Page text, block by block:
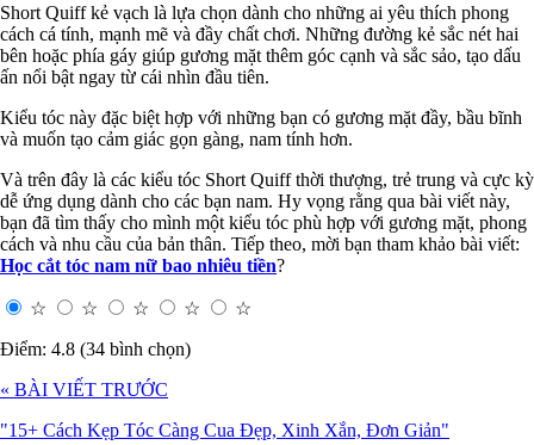
Short Quiff kẻ vạch là lựa chọn dành cho những ai yêu thích phong
cách cá tính, mạnh mẽ và đầy chất chơi. Những đường kẻ sắc nét hai
bên hoặc phía gáy giúp gương mặt thêm góc cạnh và sắc sảo, tạo dấu
ấn nổi bật ngay từ cái nhìn đầu tiên.
Kiểu tóc này đặc biệt hợp với những bạn có gương mặt đầy, bầu bĩnh
và muốn tạo cảm giác gọn gàng, nam tính hơn.
Và trên đây là các kiểu tóc Short Quiff thời thượng, trẻ trung và cực kỳ
dễ ứng dụng dành cho các bạn nam. Hy vọng rằng qua bài viết này,
bạn đã tìm thấy cho mình một kiểu tóc phù hợp với gương mặt, phong
cách và nhu cầu của bản thân. Tiếp theo, mời bạn tham khảo bài viết:
Học cắt tóc nam nữ bao nhiêu tiền?
☆ ☆ ☆ ☆
☆
Điểm: 4.8 (34 bình chọn)
« BÀI VIẾT TRƯỚC
"15+ Cách Kẹp Tóc Càng Cua Đẹp, Xinh Xắn, Đơn Giản"